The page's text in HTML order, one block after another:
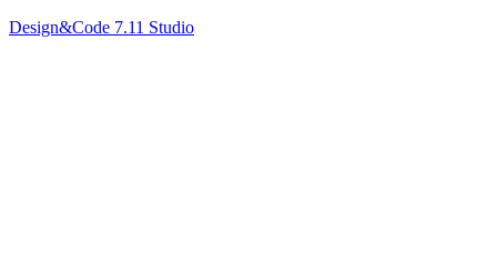
Design&Code 7.11 Studio